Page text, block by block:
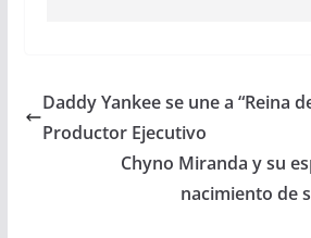
Daddy Yankee se une a “Reina
Productor Ejecutivo
Chyno Miranda y su
nacimiento de